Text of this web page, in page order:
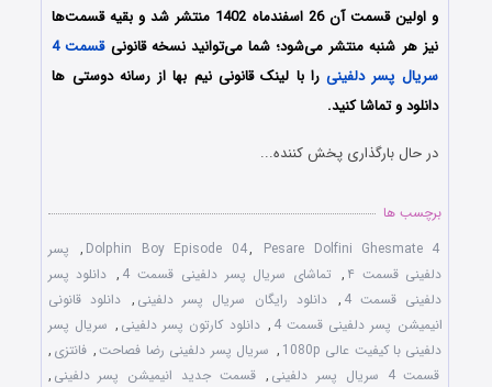
و اولین قسمت آن 26 اسفندماه 1402 منتشر شد و بقیه قسمت‌ها
نیز هر شنبه منتشر می‌شود؛ شما می‌توانید نسخه قانونی
قسمت 4
سریال پسر دلفینیرا با لینک قانونی نیم بها از رسانه دوستی ها
دانلود و تماشا کنید.
در حال بارگذاری پخش کننده...
برچسب ها
Dolphin Boy Episode 04, Pesare Dolfini Ghesmate 4
, پسر
دلفینی قسمت ۴
, تماشای سریال پسر دلفینی قسمت 4 , دانلود پسر
دلفینی قسمت 4
, دانلود رایگان سریال پسر دلفینی , دانلود قانونی
انیمیشن پسر دلفینی قسمت 4 , دانلود کارتون پسر دلفینی , سریال پسر
دلفینی با کیفیت عالی 1080p
, سریال پسر دلفینی رضا فصاحت, فانتزی ,
قسمت 4 سریال پسر دلفینی
, قسمت جدید انیمیشن پسر دلفینی ,